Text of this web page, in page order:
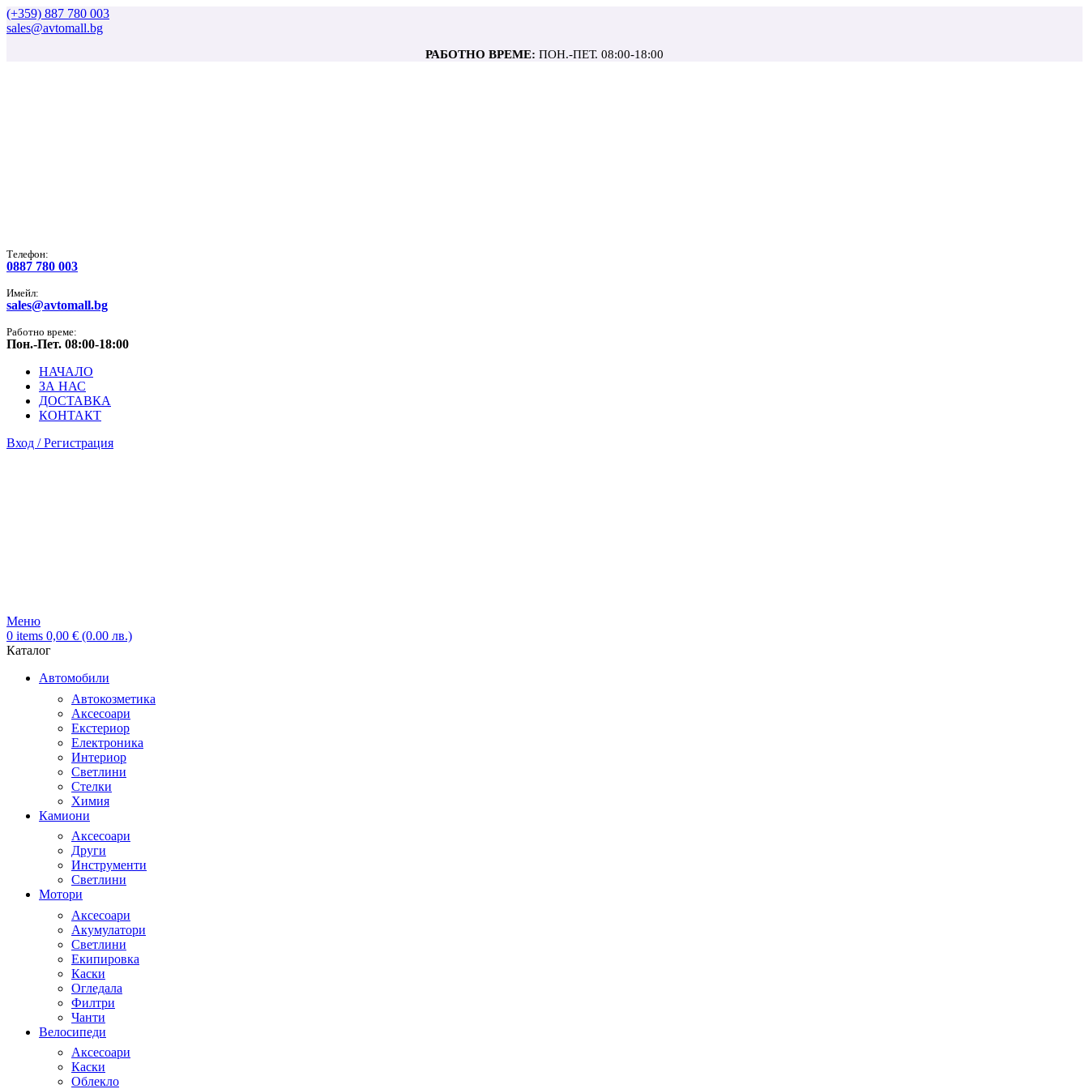
(+359) 887 780 003
sales@avtomall.bg
РАБОТНО ВРЕМЕ: ПОН.-ПЕТ. 08:00-18:00
Tелефон:
0887 780 003
Имейл:
sales@avtomall.bg
Работно време:
Пон.-Пет. 08:00-18:00
НАЧАЛО
ЗА НАС
ДОСТАВКА
КОНТАКТ
Вход / Регистрация
Меню
0 items 0,00 € (0.00 лв.)
Каталог
Автомобили
Автокозметика
Аксесоари
Екстериор
Електроника
Интериор
Светлини
Стелки
Химия
Камиони
Аксесоари
Други
Инструменти
Светлини
Мотори
Аксесоари
Акумулатори
Светлини
Екипировка
Каски
Огледала
Филтри
Чанти
Велосипеди
Аксесоари
Каски
Облекло